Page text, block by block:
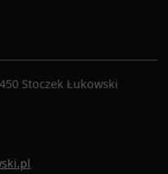
Stoczek Łukowski